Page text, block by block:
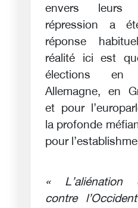
envers leurs
répression a
réponse
réalité ici est
élections en
Allemagne, en
et pour
la profonde
pour
« L’aliénation
contre